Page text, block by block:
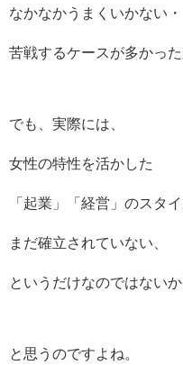
なかなかうまくいかない
苦戦するケースが多かった
でも、実際には、
女性の特性を活かした
「起業」「経営」のスタ
まだ確立されていない、
というだけなのではないか
と思うのですよね。